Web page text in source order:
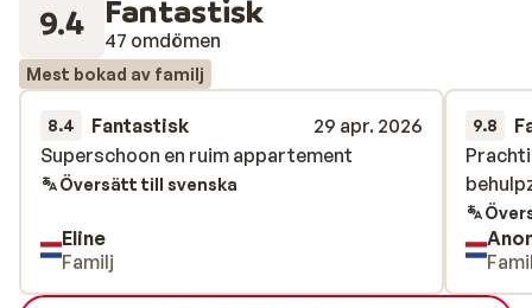
9.4 Fantastisk
47 omdömen
Mest bokad av familj
8.4 Fantastisk
29 apr. 2026
Superschoon en ruim appartement
Superschoon en ruim appartement
Översätt till svenska
Eline
Familj
9.8